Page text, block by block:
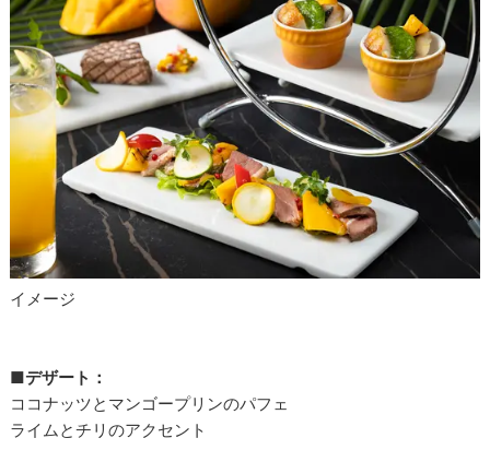
イメージ
■デザート：
ココナッツとマンゴープリンのパフェ
ライムとチリのアクセント